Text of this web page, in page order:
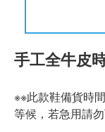
手工全牛皮
※※此款鞋備貨時
等候，若急用請